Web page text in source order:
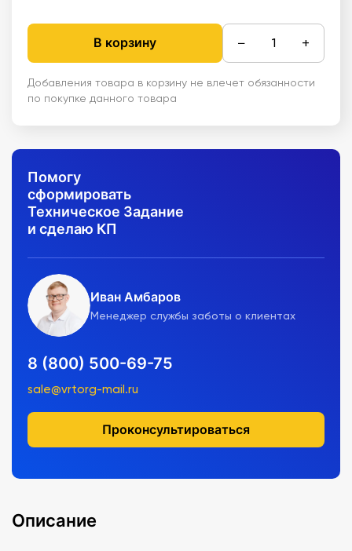
В корзину − +
Добавления товара в корзину не влечет обязанности
по покупке данного товара
Помогу
сформировать
Техническое Задание
и сделаю КП
Иван Амбаров
Менеджер службы заботы о клиентах
8 (800) 500-69-75
sale@vrtorg-mail.ru
Проконсультироваться
Описание